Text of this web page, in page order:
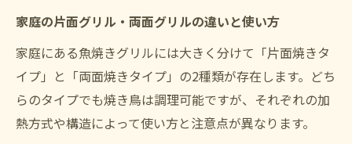
家庭の片面グリル・両面グリルの違いと使い方
家庭にある魚焼きグリルには大きく分けて「片面焼きタ
イプ」と「両面焼きタイプ」の2種類が存在します。どち
らのタイプでも焼き鳥は調理可能ですが、それぞれの加
熱方式や構造によって使い方と注意点が異なります。